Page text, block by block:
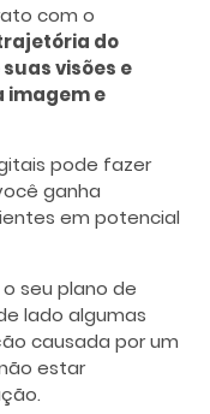
com o
do
visões e
imagem e
pode fazer
ganha
em potencial
seu plano de
lado algumas
causada por um
estar